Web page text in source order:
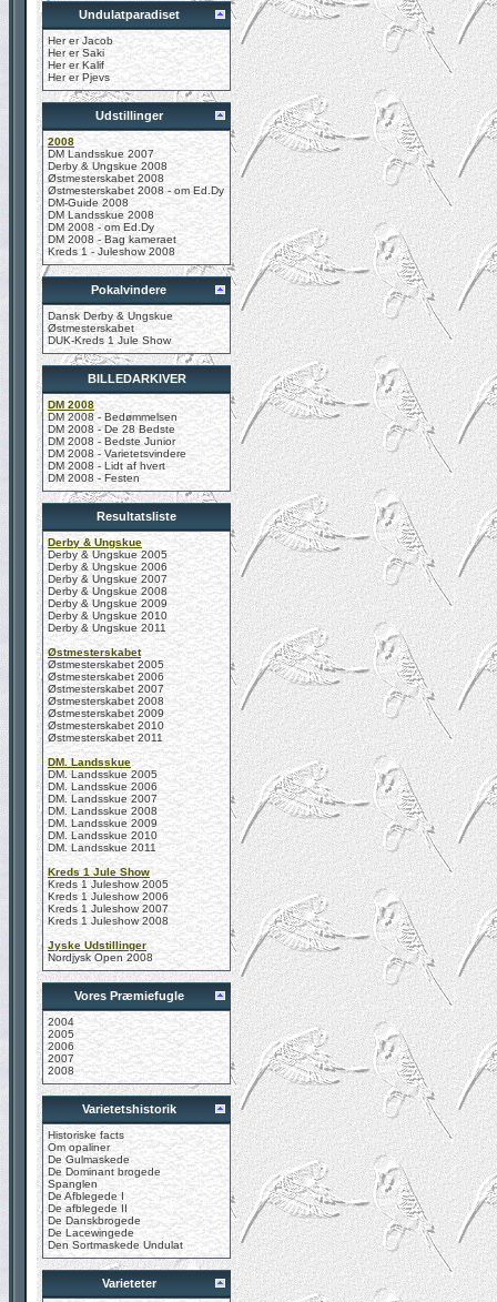
Undulatparadiset
Her er Jacob
Her er Saki
Her er Kalif
Her er Pjevs
Udstillinger
2008
DM Landsskue 2007
Derby & Ungskue 2008
Østmesterskabet 2008
Østmesterskabet 2008 - om Ed.Dy
DM-Guide 2008
DM Landsskue 2008
DM 2008 - om Ed.Dy
DM 2008 - Bag kameraet
Kreds 1 - Juleshow 2008
Pokalvindere
Dansk Derby & Ungskue
Østmesterskabet
DUK-Kreds 1 Jule Show
BILLEDARKIVER
DM 2008
DM 2008 - Bedømmelsen
DM 2008 - De 28 Bedste
DM 2008 - Bedste Junior
DM 2008 - Varietetsvindere
DM 2008 - Lidt af hvert
DM 2008 - Festen
Resultatsliste
Derby & Ungskue
Derby & Ungskue 2005
Derby & Ungskue 2006
Derby & Ungskue 2007
Derby & Ungskue 2008
Derby & Ungskue 2009
Derby & Ungskue 2010
Derby & Ungskue 2011
Østmesterskabet
Østmesterskabet 2005
Østmesterskabet 2006
Østmesterskabet 2007
Østmesterskabet 2008
Østmesterskabet 2009
Østmesterskabet 2010
Østmesterskabet 2011
DM. Landsskue
DM. Landsskue 2005
DM. Landsskue 2006
DM. Landsskue 2007
DM. Landsskue 2008
DM. Landsskue 2009
DM. Landsskue 2010
DM. Landsskue 2011
Kreds 1 Jule Show
Kreds 1 Juleshow 2005
Kreds 1 Juleshow 2006
Kreds 1 Juleshow 2007
Kreds 1 Juleshow 2008
Jyske Udstillinger
Nordjysk Open 2008
Vores Præmiefugle
2004
2005
2006
2007
2008
Varietetshistorik
Historiske facts
Om opaliner
De Gulmaskede
De Dominant brogede
Spanglen
De Afblegede I
De afblegede II
De Danskbrogede
De Lacewingede
Den Sortmaskede Undulat
Varieteter